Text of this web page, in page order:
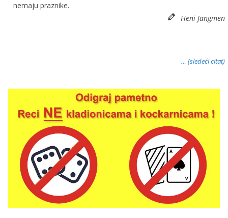
nemaju praznike.
Heni Jangmen
… (sledeći citat)